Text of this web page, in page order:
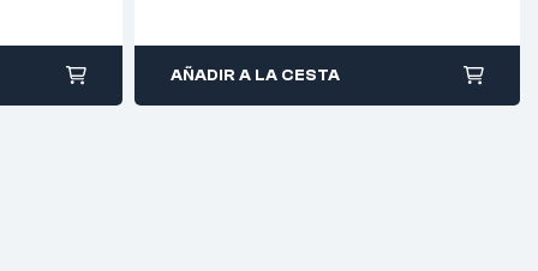
AÑADIR A LA CESTA